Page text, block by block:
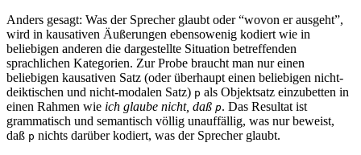
Anders gesagt: Was der Sprecher glaubt oder “wovon er ausgeht”,
wird in kausativen Äußerungen ebensowenig kodiert wie in
beliebigen anderen die dargestellte Situation betreffenden
sprachlichen Kategorien. Zur Probe braucht man nur einen
beliebigen kausativen Satz (oder überhaupt einen beliebigen nicht-
deiktischen und nicht-modalen Satz) p als Objektsatz einzubetten in
einen Rahmen wie ich glaube nicht, daß p. Das Resultat ist
grammatisch und semantisch völlig unauffällig, was nur beweist,
daß p nichts darüber kodiert, was der Sprecher glaubt.